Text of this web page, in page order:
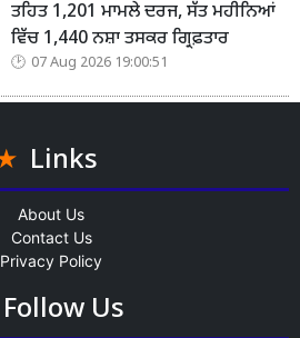
ਤਹਿਤ 1,201 ਮਾਮਲੇ ਦਰਜ, ਸੱਤ ਮਹੀਨਿਆਂ
ਵਿੱਚ 1,440 ਨਸ਼ਾ ਤਸਕਰ ਗ੍ਰਿਫ਼ਤਾਰ
07 Aug 2026 19:00:51
Links
About Us
Contact Us
Privacy Policy
Follow Us